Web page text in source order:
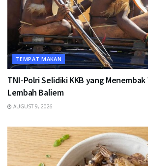
TEMPAT MAKAN
TNI-Polri Selidiki KKB yang
Lembah Baliem
AUGUST 9, 2026